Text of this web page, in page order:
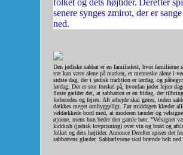
folket og dets højtider.
Derefter
senere synges zmirot, der er
ned.
Den jødiske sabbat er en familiefest, hvor familierne
træ kan være alene på marken, et menneske alene i
sidste dag, der i jødisk tradition er lørdag, og
lørdag. Der er stor forskel på, hvordan jøder fejrer
fleste gælder det, at sabbatten er en fridag, der
forberedes og fejres. Alt arbejde skal gøres, inden
dækkes meget omhyggeligt. Før middagen klæder
veldækkede bord med, at moderen tænder og
øjnene, mens hun beder den gamle bøn: ”Velsignet
kiddush (jødisk lovprisning) over vin og brød og
folket og dets højtider. Annonce Derefter spises det
sabbattens glæder. Sabbatlysene skal brænde helt ned.